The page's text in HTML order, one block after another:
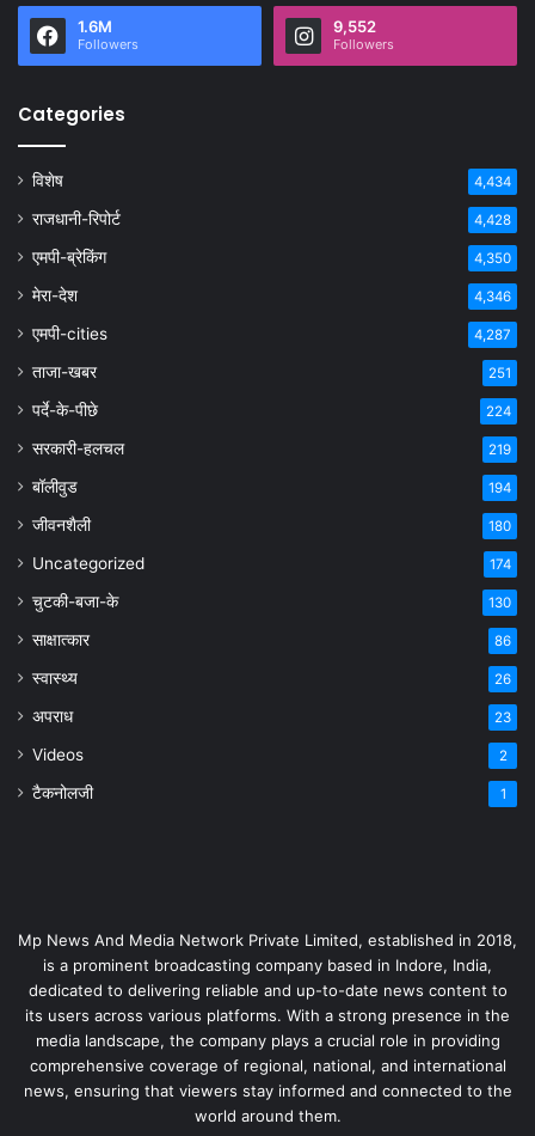
1.6M
Followers
9,552
Followers
Categories
विशेष 4,434
राजधानी-रिपोर्ट 4,428
एमपी-ब्रेकिंग 4,350
मेरा-देश 4,346
एमपी-cities 4,287
ताजा-खबर 251
पर्दे-के-पीछे 224
सरकारी-हलचल 219
बॉलीवुड 194
जीवनशैली 180
Uncategorized 174
चुटकी-बजा-के 130
साक्षात्कार 86
स्वास्थ्य 26
अपराध 23
Videos 2
टैकनोलजी 1
Mp News And Media Network Private Limited, established in 2018,
is a prominent broadcasting company based in Indore, India,
dedicated to delivering reliable and up-to-date news content to
its users across various platforms. With a strong presence in the
media landscape, the company plays a crucial role in providing
comprehensive coverage of regional, national, and international
news, ensuring that viewers stay informed and connected to the
world around them.